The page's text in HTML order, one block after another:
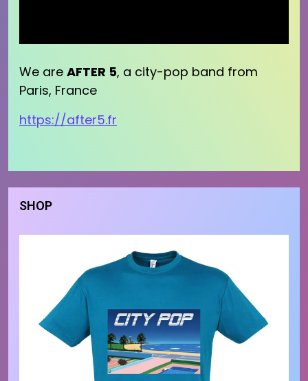
We are AFTER 5, a city-pop band from
Paris, France
https://after5.fr
SHOP